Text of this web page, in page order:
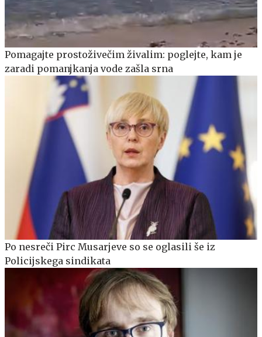
Pomagajte prostoživečim živalim: poglejte, kam je
zaradi pomanjkanja vode zašla srna
Po nesreči Pirc Musarjeve so se oglasili še iz
Policijskega sindikata